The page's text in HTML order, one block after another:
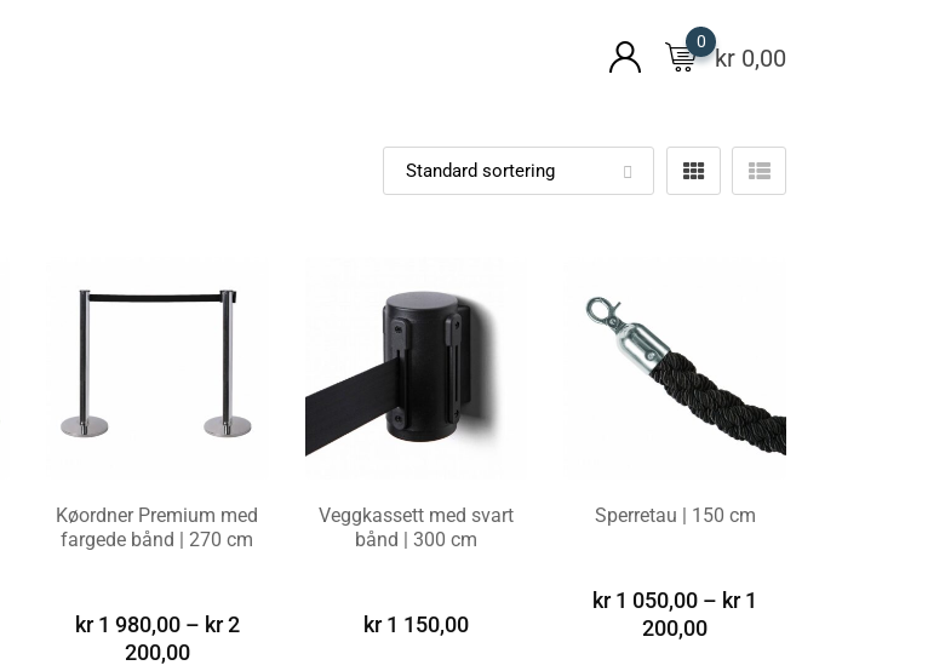
kr 0,00
0
Køordner Premium med
fargede bånd | 270 cm
kr1 980,00 – kr2
200,00
Veggkassett med svart
bånd | 300 cm
kr1 150,00
Sperretau | 150 cm
kr1 050,00 – kr1
200,00